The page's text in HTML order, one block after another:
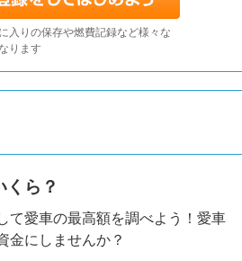
入りの保存や燃費記録など様々な
ります
くら？
て愛車の最高額を調べよう！愛車
金にしませんか？